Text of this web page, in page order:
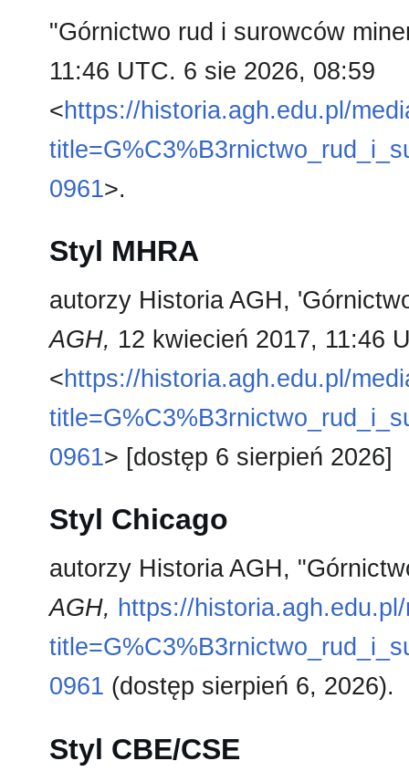
"Górnictwo rud i surowców
11:46 UTC. 6 sie 2026, 08:59
<https://historia.agh.edu.pl/
0961>.
Styl MHRA
autorzy Historia AGH,
AGH, 12 kwiecień 2017, 11:46
<https://historia.agh.edu.pl/
0961> [dostęp 6 sierpień 2026]
Styl Chicago
autorzy Historia AGH,
AGH, https://
0961 (dostęp sierpień 6, 2026).
Styl CBE/CSE